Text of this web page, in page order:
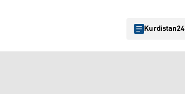
Kurdistan24